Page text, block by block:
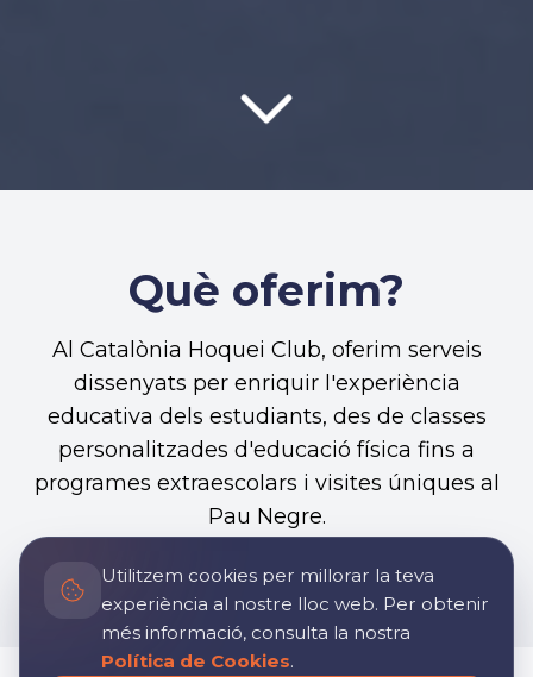
Què oferim?
Al Catalònia Hoquei Club, oferim serveis
dissenyats per enriquir l'experiència
educativa dels estudiants, des de classes
personalitzades d'educació física fins a
programes extraescolars i visites úniques al
Pau Negre.
Utilitzem cookies per millorar la teva
experiència al nostre lloc web. Per obtenir
més informació, consulta la nostra
Política de Cookies.